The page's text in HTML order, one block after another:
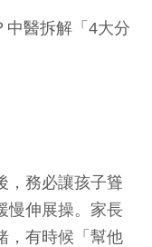
，務必讓孩子聳
慢伸展操。家長
，有時候「幫他